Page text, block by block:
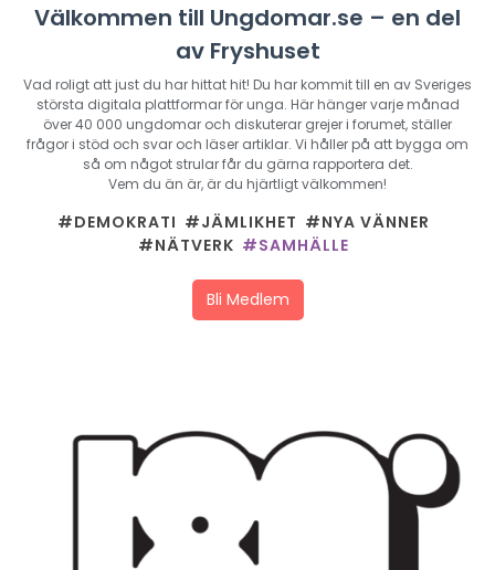
Välkommen till Ungdomar.se – en del
av Fryshuset
Vad roligt att just du har hittat hit! Du har kommit till en av Sveriges
största digitala plattformar för unga. Här hänger varje månad
över 40 000 ungdomar och diskuterar grejer i forumet, ställer
frågor i stöd och svar och läser artiklar. Vi håller på att bygga om
så om något strular får du gärna rapportera det.
Vem du än är, är du hjärtligt välkommen!
#DEMOKRATI #JÄMLIKHET #NYA VÄNNER
#NÄTVERK #SAMHÄLLE
Bli Medlem